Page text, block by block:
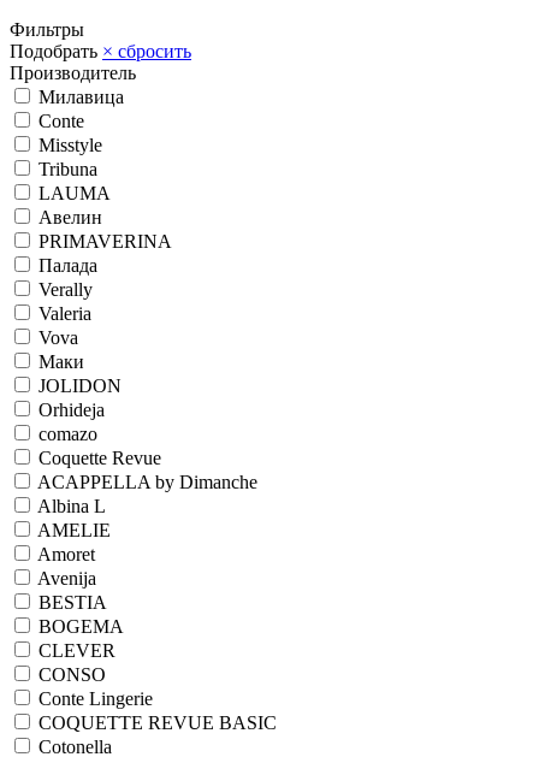
Фильтры
Подобрать × сбросить
Производитель
Милавица
Conte
Misstyle
Tribuna
LAUMA
Авелин
PRIMAVERINA
Палада
Verally
Valeria
Vova
Маки
JOLIDON
Orhideja
comazo
Coquette Revue
ACAPPELLA by Dimanche
Albina L
AMELIE
Amoret
Avenija
BESTIA
BOGEMA
CLEVER
CONSO
Conte Lingerie
COQUETTE REVUE BASIC
Cotonella